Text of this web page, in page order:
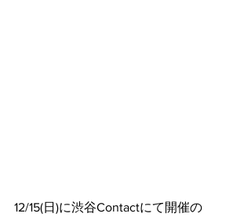
12/15(日)に渋谷Contactにて開催の